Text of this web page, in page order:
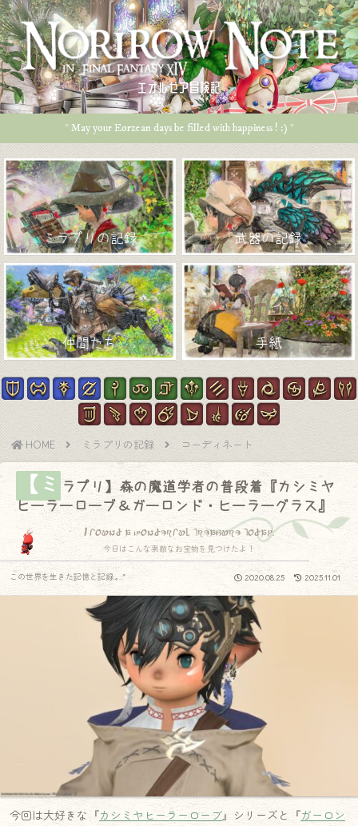
エオルゼア冒険記
* May your Eorzean days be filled with happiness ! :) *
ミラプリの記録 武器の記録
仲間たち 手紙
HOME ミラプリの記録 コーディネート
【ミ ラプリ】森の魔道学者の普段着『カシミヤ
ヒーラーローブ＆ガーロンド・ヒーラーグラス』
I found a wonderful treasure today.
今日はこんな素敵なお宝物を見つけたよ！
2020.08.25 2025.11.01
この世界を生きた記憶と記録.｡.:*
今回は大好きな『カシミヤヒーラーローブ』シリーズと『ガーロン